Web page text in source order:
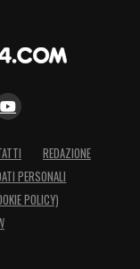
REDAZIONE
PERSONALI
POLICY)